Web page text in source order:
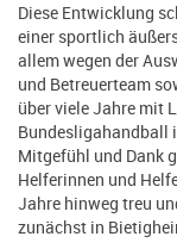
Diese Entwicklung
einer sportlich
allem wegen der
und Betreuerteam
über viele Jahre mit
Bundesligahandball
Mitgefühl und Dank
Helferinnen und
Jahre hinweg treu
zunächst in